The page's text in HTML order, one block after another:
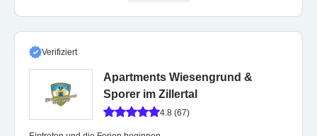
Verifiziert
Apartments Wiesengrund &
Sporer im Zillertal
4.8 (67)